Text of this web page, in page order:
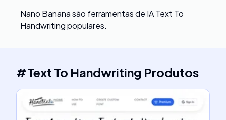
Nano Bananasão ferramentas de IA Text To
Handwriting populares.
#Text To Handwriting Produtos